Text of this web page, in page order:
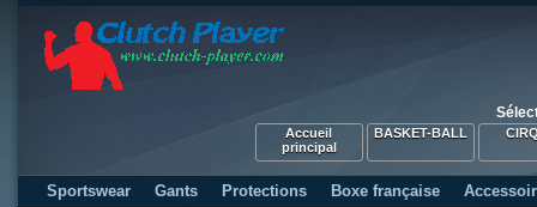
Accueil
principal
BASKET-BALL
Sportswear Gants Protections Boxe française